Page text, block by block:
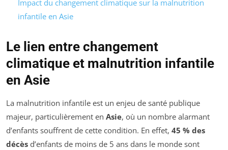
Impact du changement climatique sur la malnutrition
infantile en Asie
Le lien entre changement
climatique et malnutrition infantile
en Asie
La malnutrition infantile est un enjeu de santé publique
majeur, particulièrement en Asie, où un nombre alarmant
d’enfants souffrent de cette condition. En effet, 45 % des
décès d’enfants de moins de 5 ans dans le monde sont